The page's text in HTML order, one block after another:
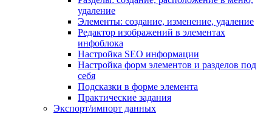
удаление
Элементы: создание, изменение, удаление
Редактор изображений в элементах
инфоблока
Настройка SEO информации
Настройка форм элементов и разделов под
себя
Подсказки в форме элемента
Практические задания
Экспорт/импорт данных